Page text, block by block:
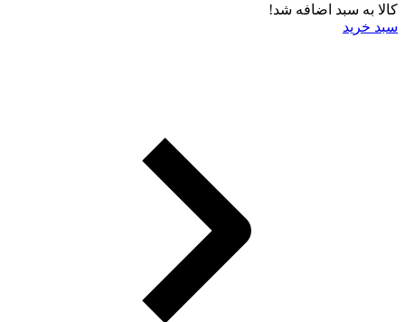
کالا به سبد اضافه شد!
سبد خرید